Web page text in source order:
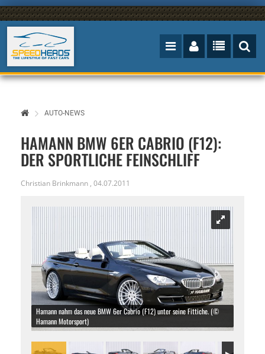
AUTO-NEWS
HAMANN BMW 6ER CABRIO (F12):
DER SPORTLICHE FEINSCHLIFF
Christian Brinkmann , 04.07.2011
Hamann nahm das neue BMW 6er Cabrio (F12) unter seine Fittiche. (©
Hamann Motorsport)